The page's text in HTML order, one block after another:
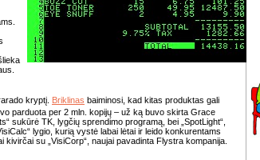
kryptį. Briklinas baiminosi, kad kitas produktas gali
parduota per 2 mln. kopijų – už ką buvo skirta Grace
sukūrė TK, lygčių sprendimo programą, bei „SpotLight“,
lygio, kurią vystė labai lėtai ir leido konkurentams
su „VisiCorp“, naujai pavadinta Flystra kompanija.